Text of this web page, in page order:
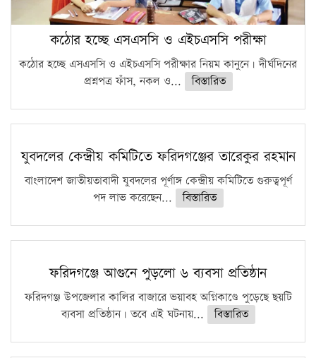
কঠোর হচ্ছে এসএসসি ও এইচএসসি পরীক্ষা
কঠোর হচ্ছে এসএসসি ও এইচএসসি পরীক্ষার নিয়ম কানুনে। দীর্ঘদিনের
প্রশ্নপত্র ফাঁস, নকল ও...
বিস্তারিত
যুবদলের কেন্দ্রীয় কমিটিতে ফরিদগঞ্জের তারেকুর রহমান
বাংলাদেশ জাতীয়তাবাদী যুবদলের পূর্ণাঙ্গ কেন্দ্রীয় কমিটিতে গুরুত্বপূর্ণ
পদ লাভ করেছেন...
বিস্তারিত
ফরিদগঞ্জে আগুনে পুড়লো ৬ ব্যবসা প্রতিষ্ঠান
ফরিদগঞ্জ উপজেলার কালির বাজারে ভয়াবহ অগ্নিকাণ্ডে পুড়েছে ছয়টি
ব্যবসা প্রতিষ্ঠান। তবে এই ঘটনায়...
বিস্তারিত